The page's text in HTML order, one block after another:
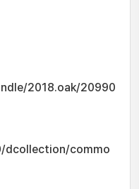
2018.oak/20990
dcollection/commo